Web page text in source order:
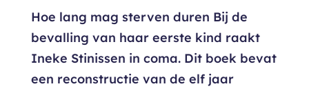
Hoe lang mag sterven duren Bij de
bevalling van haar eerste kind raakt
Ineke Stinissen in coma. Dit boek bevat
een reconstructie van de elf jaar